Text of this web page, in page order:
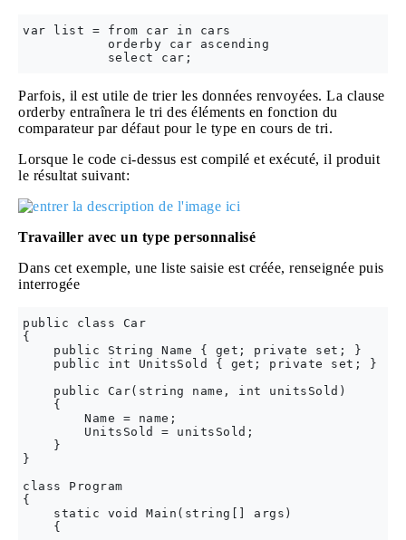
var list = from car in cars
           orderby car ascending
Parfois, il est utile de trier les données renvoyées. La clause
orderby entraînera le tri des éléments en fonction du
comparateur par défaut pour le type en cours de tri.
Lorsque le code ci-dessus est compilé et exécuté, il produit
le résultat suivant:
Travailler avec un type personnalisé
Dans cet exemple, une liste saisie est créée, renseignée puis
interrogée
public class Car
{
    public String Name { get; private set; }
    public int UnitsSold { get; private set; }
    public Car(string name, int unitsSold)
    {
        Name = name;
        UnitsSold = unitsSold;
    }
}
class Program
{
    static void Main(string[] args)
    {